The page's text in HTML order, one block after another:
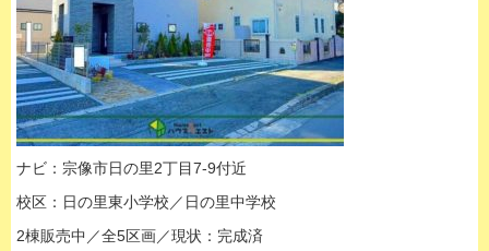
ナビ：宗像市日の里2丁目7-9付近
校区：日の里東小学校／日の里中学校
2棟販売中／全5区画／現状：完成済